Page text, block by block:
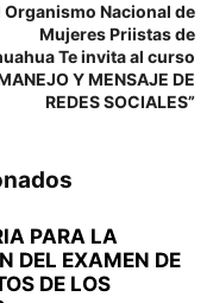
Organismo Nacional de
Mujeres Priistas de
Te invita al curso
Y MENSAJE DE
REDES SOCIALES”
PARA LA
DEL EXAMEN DE
DE LOS